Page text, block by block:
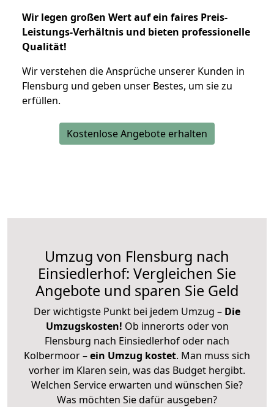
Wir legen großen Wert auf ein faires Preis-
Leistungs-Verhältnis und bieten professionelle
Qualität!
Wir verstehen die Ansprüche unserer Kunden in
Flensburg und geben unser Bestes, um sie zu
erfüllen.
Kostenlose Angebote erhalten
Umzug von Flensburg nach
Einsiedlerhof: Vergleichen Sie
Angebote und sparen Sie Geld
Der wichtigste Punkt bei jedem Umzug – Die
Umzugskosten! Ob innerorts oder von
Flensburg nach Einsiedlerhof oder nach
Kolbermoor –ein Umzug kostet. Man muss sich
vorher im Klaren sein, was das Budget hergibt.
Welchen Service erwarten und wünschen Sie?
Was möchten Sie dafür ausgeben?